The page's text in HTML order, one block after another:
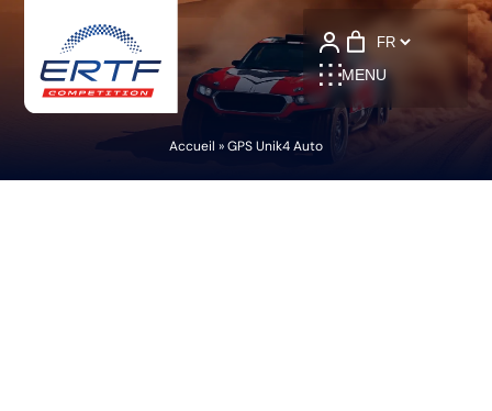
MENU
Language
Accueil »GPS Unik4 Auto